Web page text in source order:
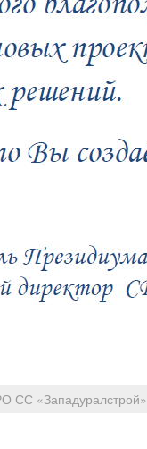
СС «Западуралстрой»